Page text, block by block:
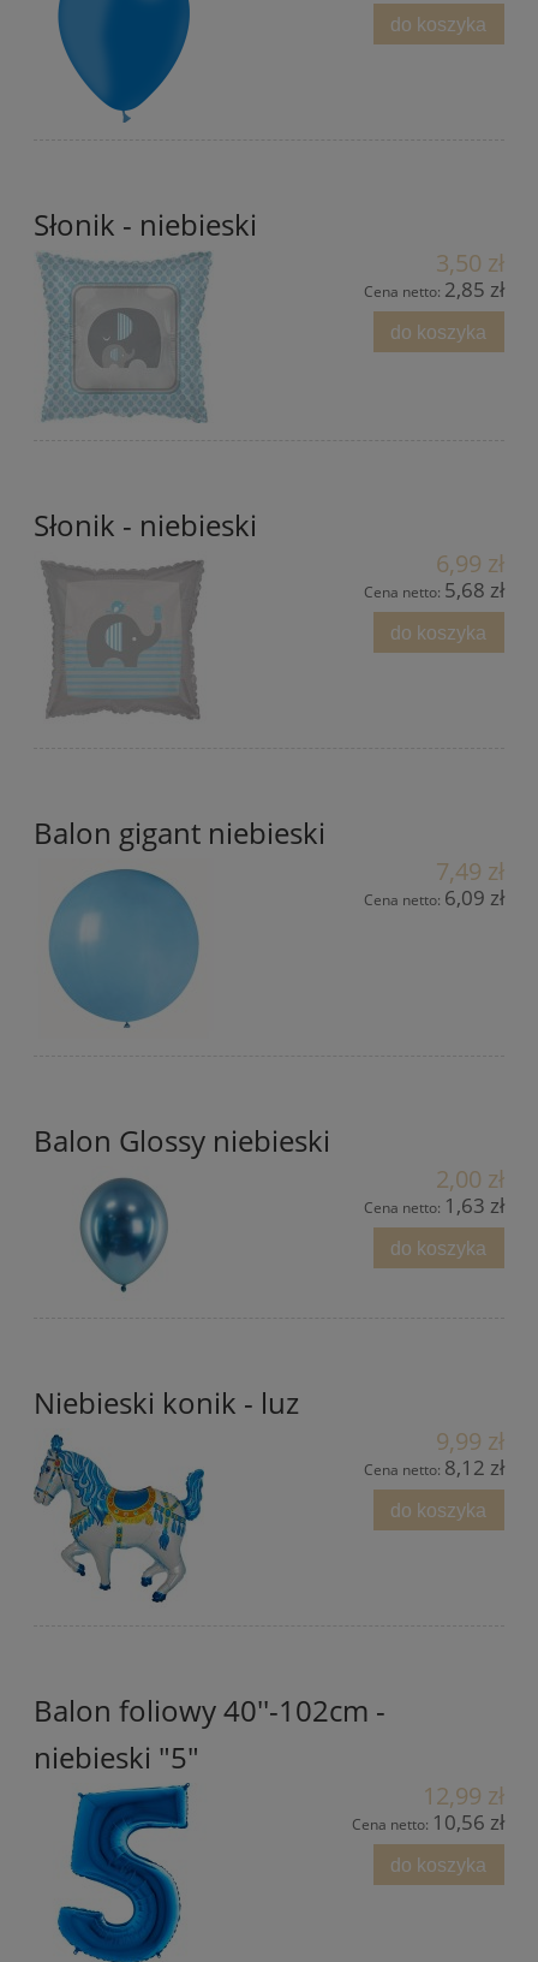
do koszyka
Słonik - niebieski
3,50 zł
Cena netto: 2,85 zł
do koszyka
Słonik - niebieski
6,99 zł
Cena netto: 5,68 zł
do koszyka
Balon gigant niebieski
7,49 zł
Cena netto: 6,09 zł
Balon Glossy niebieski
2,00 zł
Cena netto: 1,63 zł
do koszyka
Niebieski konik - luz
9,99 zł
Cena netto: 8,12 zł
do koszyka
Balon foliowy 40''-102cm -
niebieski "5"
12,99 zł
Cena netto: 10,56 zł
do koszyka